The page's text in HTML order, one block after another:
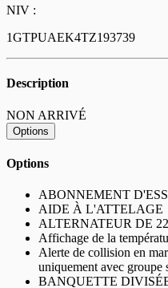
NIV :
1GTPUAEK4TZ193739
Description
NON ARRIVÉ
Options
Options
ABONNEMENT
AIDE À L'ATTELAGE
ALTERNATEUR DE
Affichage de la
Alerte de collision en
uniquement avec
BANQUETTE